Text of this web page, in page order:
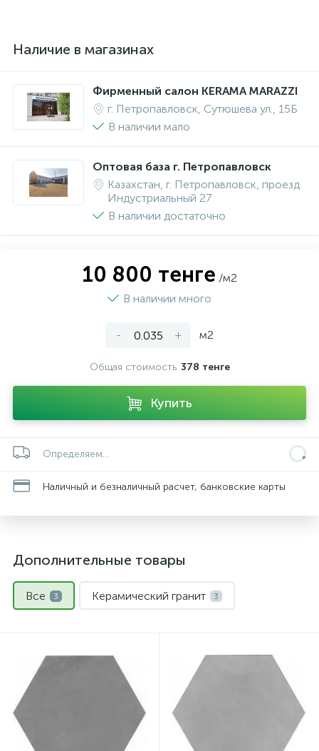
Наличие в магазинах
Фирменный салон KERAMA MARAZZI
г. Петропавловск, Сутюшева ул., 15Б
В наличии мало
Оптовая база г. Петропавловск
Казахстан, г. Петропавловск, проезд
Индустриальный 27
В наличии достаточно
10 800 тенге /м2
В наличии много
- + м2
Общая стоимость 378 тенге
Купить
Определяем...
Наличный и безналичный расчет, банковские карты
Дополнительные товары
Все 3 Керамический гранит 3